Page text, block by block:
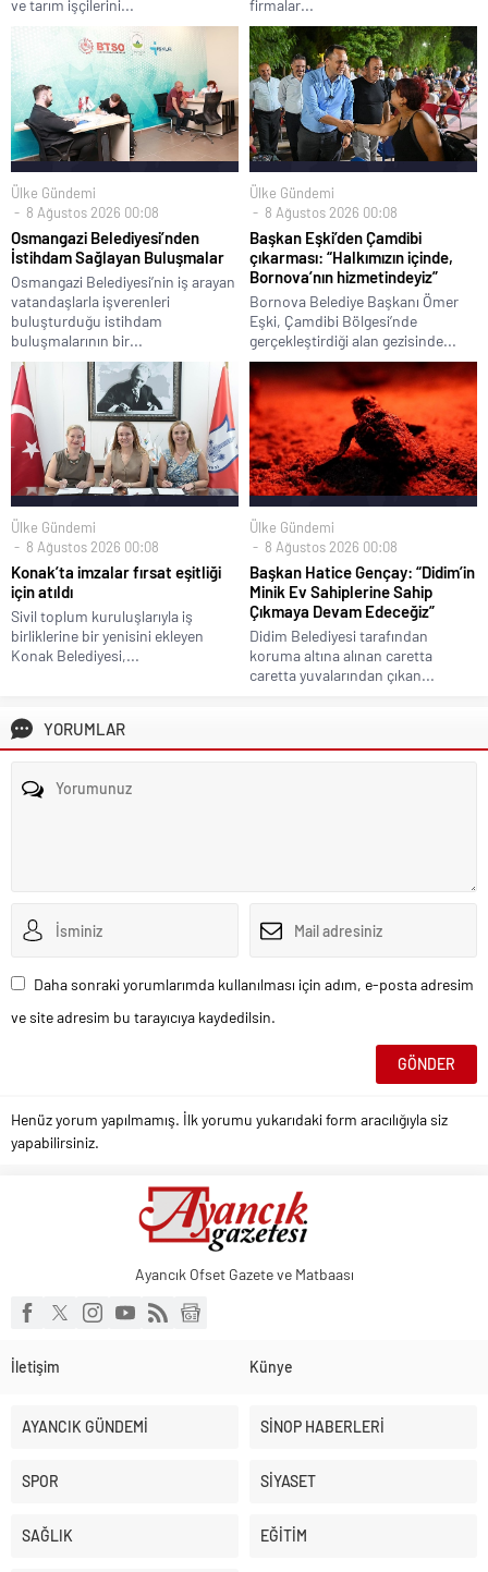
ve tarım işçilerini...
firmalar...
Ülke Gündemi
8 Ağustos 2026 00:08
Osmangazi Belediyesi’nden
İstihdam Sağlayan Buluşmalar
Osmangazi Belediyesi’nin iş arayan
vatandaşlarla işverenleri
buluşturduğu istihdam
buluşmalarının bir...
Ülke Gündemi
8 Ağustos 2026 00:08
Başkan Eşki’den Çamdibi
çıkarması: “Halkımızın içinde,
Bornova’nın hizmetindeyiz”
Bornova Belediye Başkanı Ömer
Eşki, Çamdibi Bölgesi’nde
gerçekleştirdiği alan gezisinde...
Ülke Gündemi
8 Ağustos 2026 00:08
Konak’ta imzalar fırsat eşitliği
için atıldı
Sivil toplum kuruluşlarıyla iş
birliklerine bir yenisini ekleyen
Konak Belediyesi,...
Ülke Gündemi
8 Ağustos 2026 00:08
Başkan Hatice Gençay: “Didim’in
Minik Ev Sahiplerine Sahip
Çıkmaya Devam Edeceğiz”
Didim Belediyesi tarafından
koruma altına alınan caretta
caretta yuvalarından çıkan...
YORUMLAR
Daha sonraki yorumlarımda kullanılması için adım, e-posta adresim
ve site adresim bu tarayıcıya kaydedilsin.
Henüz yorum yapılmamış. İlk yorumu yukarıdaki form aracılığıyla siz
yapabilirsiniz.
Ayancık Ofset Gazete ve Matbaası
İletişim Künye
AYANCIK GÜNDEMİ SİNOP HABERLERİ
SPOR SİYASET
SAĞLIK EĞİTİM